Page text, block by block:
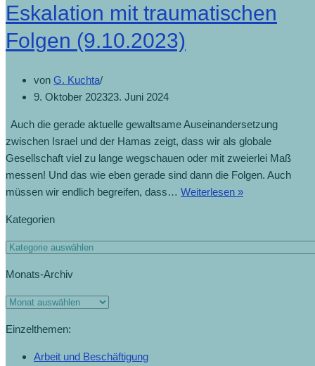
Eskalation mit traumatischen
Folgen (9.10.2023)
von G. Kuchta
9. Oktober 202323. Juni 2024
Auch die gerade aktuelle gewaltsame Auseinandersetzung
zwischen Israel und der Hamas zeigt, dass wir als globale
Gesellschaft viel zu lange wegschauen oder mit zweierlei Maß
messen! Und das wie eben gerade sind dann die Folgen. Auch
müssen wir endlich begreifen, dass… Weiterlesen »
Kategorien
Monats-Archiv
Einzelthemen:
Arbeit und Beschäftigung